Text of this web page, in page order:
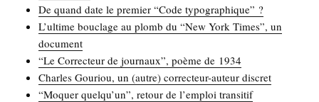
De quand date le pre­mier “Code typographique” ?
L’ultime bou­clage au plomb du “New York Times”, un
document
“Le Cor­rec­teur de jour­naux”, poème de 1934
Charles Gou­riou, un (autre) cor­rec­teur-auteur discret
“Moquer quelqu’un”, retour de l’emploi transitif